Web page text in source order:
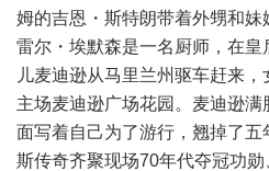
姆的吉恩・斯特朗带着外甥和
雷尔・埃默森是一名厨师，在
儿麦迪逊从马里兰州驱车赶来
主场麦迪逊广场花园。麦迪逊
面写着自己为了游行，翘掉了
斯传奇齐聚现场70年代夺冠功